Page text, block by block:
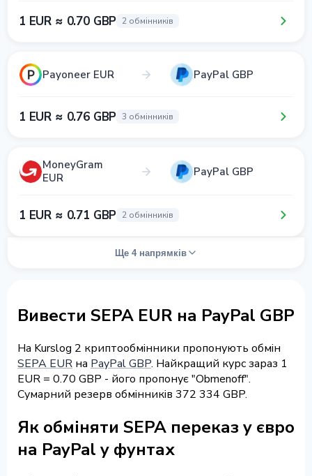
1 EUR ≈ 0.70 GBP 2 обмінників
Payoneer EUR PayPal GBP
1 EUR ≈ 0.76 GBP 3 обмінників
MoneyGram
EUR
PayPal GBP
1 EUR ≈ 0.71 GBP 2 обмінників
Ще 4 напрямків
Вивести SEPA EUR на PayPal GBP
На Kurslog 2 криптообмінники пропонують обмін
SEPA EUR на PayPal GBP. Найкращий курс зараз 1
EUR = 0.70 GBP - його пропонує "Obmenoff".
Сумарний резерв обмінників 372 334 GBP.
Як обміняти SEPA переказ у євро
на PayPal у фунтах